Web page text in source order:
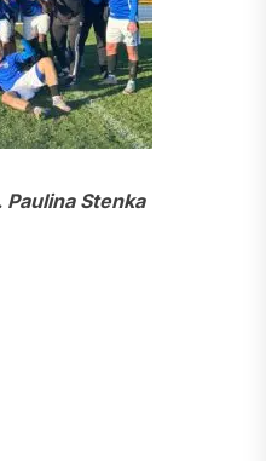
Paulina Stenka